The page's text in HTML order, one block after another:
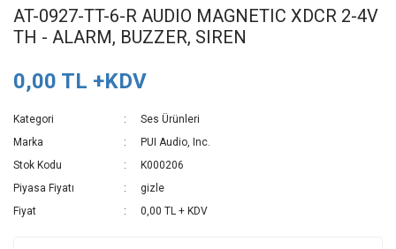
AT-0927-TT-6-R AUDIO MAGNETIC XDCR 2-4V
TH - ALARM, BUZZER, SIREN
0,00 TL +KDV
Kategori
Ses Ürünleri
Marka
PUI Audio, Inc.
Stok Kodu
K000206
Piyasa Fiyatı
gizle
Fiyat
0,00 TL + KDV